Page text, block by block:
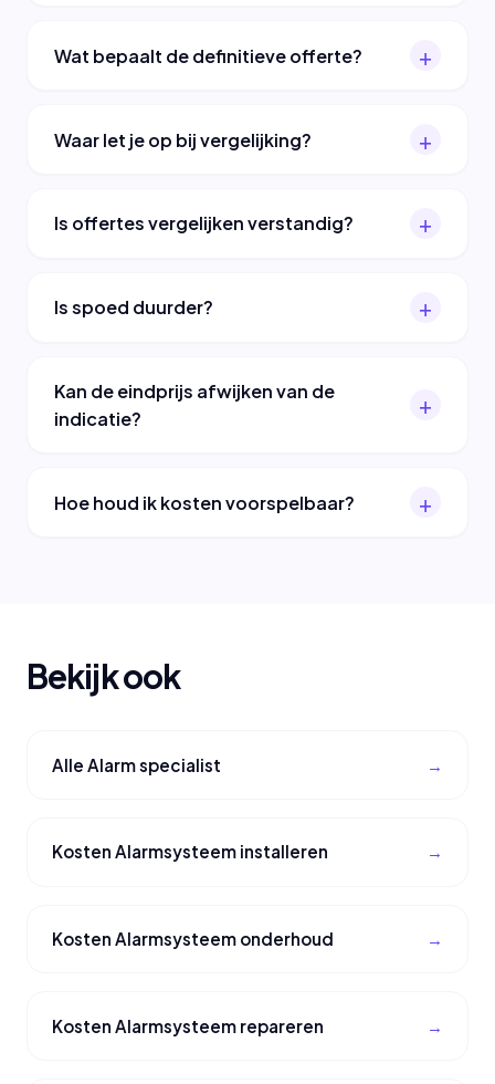
Wat bepaalt de definitieve offerte?
Waar let je op bij vergelijking?
Is offertes vergelijken verstandig?
Is spoed duurder?
Kan de eindprijs afwijken van de
indicatie?
Hoe houd ik kosten voorspelbaar?
Bekijk ook
Alle Alarm specialist
Kosten Alarmsysteem installeren
Kosten Alarmsysteem onderhoud
Kosten Alarmsysteem repareren